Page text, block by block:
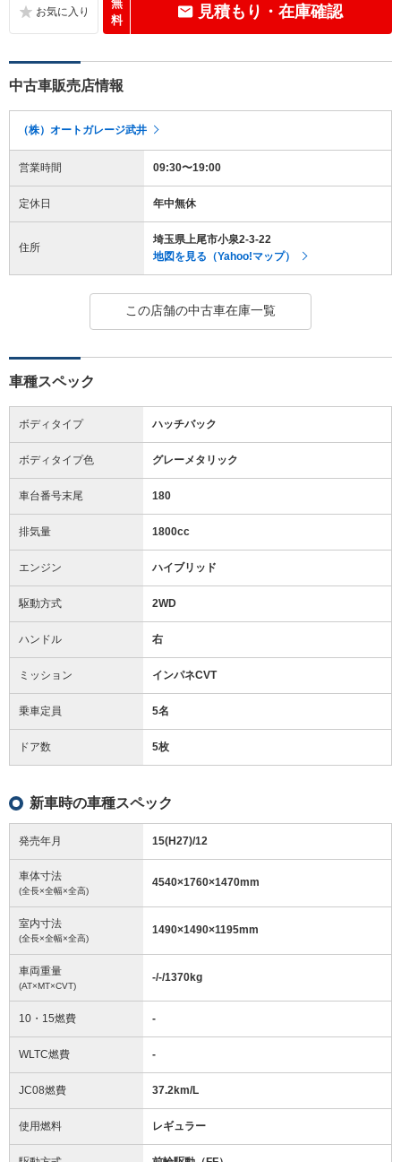
無
料
見積もり・在庫確認
中古車販売店情報
（株）オートガレージ武井
営業時間 09:30〜19:00
定休日 年中無休
住所
埼玉県上尾市小泉2-3-22
地図を見る（Yahoo!マップ）
この店舗の中古車在庫一覧
車種スペック
ボディタイプ ハッチバック
ボディタイプ色 グレーメタリック
車台番号末尾 180
排気量 1800cc
エンジン ハイブリッド
駆動方式 2WD
ハンドル 右
ミッション インパネCVT
乗車定員 5名
ドア数 5枚
新車時の車種スペック
発売年月 15(H27)/12
車体寸法
(全長×全幅×全高)
4540×1760×1470mm
室内寸法
(全長×全幅×全高)
1490×1490×1195mm
車両重量
(AT×MT×CVT)
-/-/1370kg
10・15燃費 -
WLTC燃費 -
JC08燃費 37.2km/L
使用燃料 レギュラー